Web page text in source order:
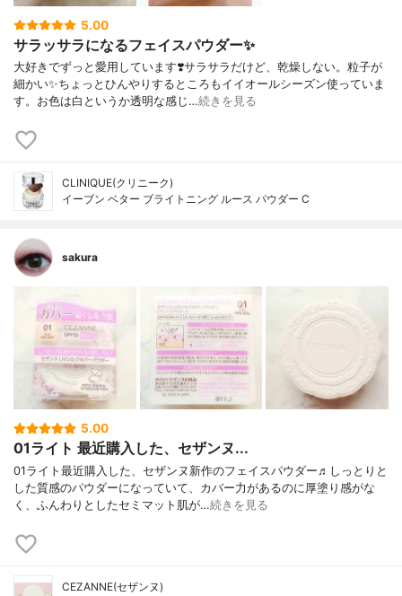
5.00
サラッサラになるフェイスパウダー✨
大好きでずっと愛用しています❣️サラサラだけど、乾燥しない。粒子が
細かい✨ちょっとひんやりするところもイイオールシーズン使っていま
す。お色は白というか透明な感じ…続きを見る
CLINIQUE(クリニーク)
イーブン ベター ブライトニング ルース パウダー C
sakura
5.00
01ライト 最近購入した、セザンヌ...
01ライト最近購入した、セザンヌ新作のフェイスパウダー♬しっとりと
した質感のパウダーになっていて、カバー力があるのに厚塗り感がな
く、ふんわりとしたセミマット肌が…続きを見る
CEZANNE(セザンヌ)